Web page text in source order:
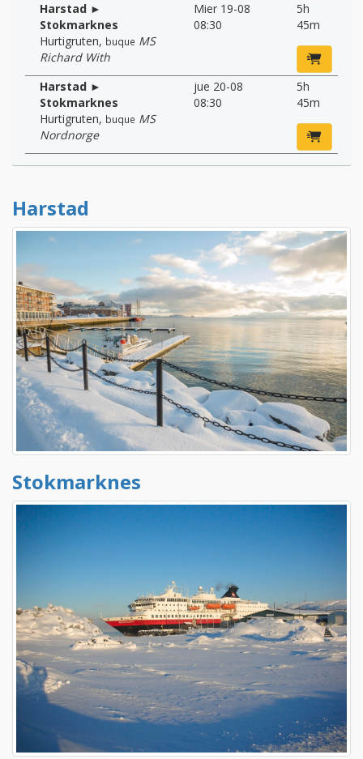
Harstad ►
Stokmarknes
Hurtigruten, buque MS
Richard With
Mier 19-08
08:30
5h
45m
Harstad ►
Stokmarknes
Hurtigruten, buque MS
Nordnorge
jue 20-08
08:30
5h
45m
Harstad
Stokmarknes